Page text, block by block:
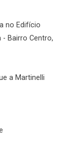
no Edifício
- Bairro Centro,
a Martinelli